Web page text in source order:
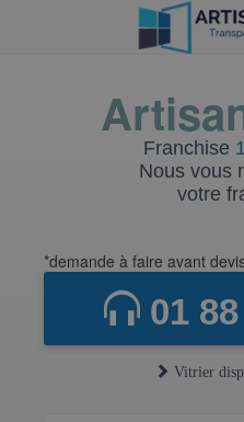
Franchise
Nous vous
votre
*demande à faire avant
01
Vitrier